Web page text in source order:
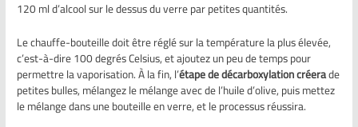
120 ml d’alcool sur le dessus du verre par petites quantités.
Le chauffe-bouteille doit être réglé sur la température la plus élevée,
c’est-à-dire 100 degrés Celsius, et ajoutez un peu de temps pour
permettre la vaporisation. À la fin, l’étape de décarboxylation créerade
petites bulles, mélangez le mélange avec de l’huile d’olive, puis mettez
le mélange dans une bouteille en verre, et le processus réussira.